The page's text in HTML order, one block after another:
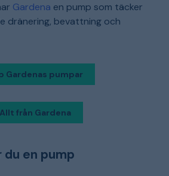
Gardena en pump som täcker
dränering, bevattning och
Gardenas pumpar
Allt från Gardena
en pump